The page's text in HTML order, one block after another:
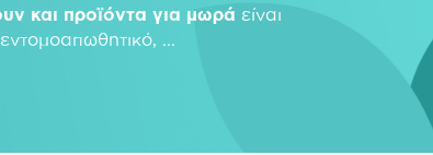
και προϊόντα για μωρά είναι
...